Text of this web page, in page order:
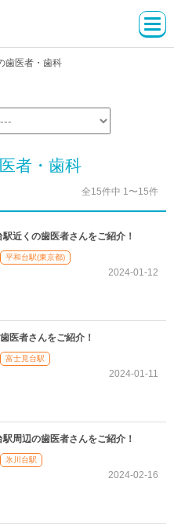
歯医者・歯科
者・歯科
全15件中 1〜15件
駅近くの歯医者さんをご紹介！
平和台駅(東京都)
2024-01-12
医者さんをご紹介！
富士見台駅
2024-01-11
駅周辺の歯医者さんをご紹介！
氷川台駅
2024-02-16